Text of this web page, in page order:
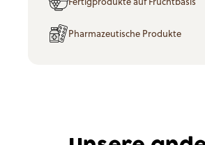
Pharmazeutische Produkte